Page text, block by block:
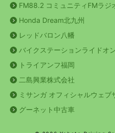
FM88.2 コミュニティFMラジ
Honda Dream北九州
レッドバロン八幡
バイクステーションライドオ
トライアンフ福岡
二島興業株式会社
ミサンガ オフィシャルウェブ
グーネット中古車